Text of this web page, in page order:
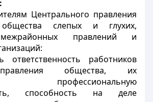
Центрального правления
общества слепых и глухих,
правлений и
ответственность работников
общества, их
профессиональную
способность на деле